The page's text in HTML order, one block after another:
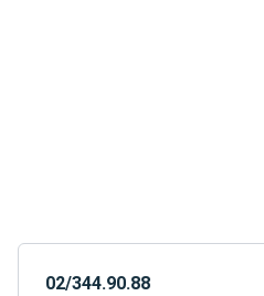
02/344.90.88